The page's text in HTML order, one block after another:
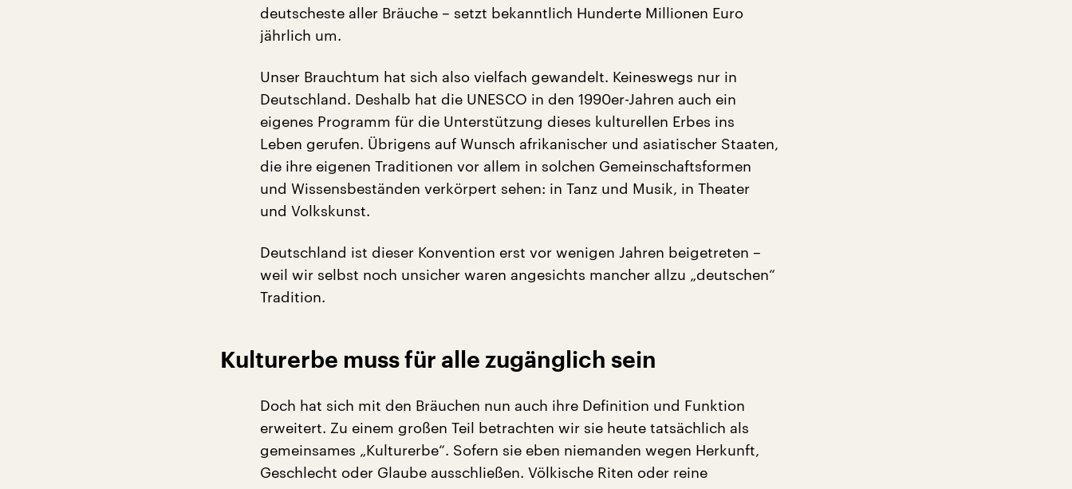
deutscheste aller Bräuche – setzt bekanntlich Hunderte Millionen Euro
jährlich um.
Unser Brauchtum hat sich also vielfach gewandelt. Keineswegs nur in
Deutschland. Deshalb hat die UNESCO in den 1990er-Jahren auch ein
eigenes Programm für die Unterstützung dieses kulturellen Erbes ins
Leben gerufen. Übrigens auf Wunsch afrikanischer und asiatischer Staaten,
die ihre eigenen Traditionen vor allem in solchen Gemeinschaftsformen
und Wissensbeständen verkörpert sehen: in Tanz und Musik, in Theater
und Volkskunst.
Deutschland ist dieser Konvention erst vor wenigen Jahren beigetreten –
weil wir selbst noch unsicher waren angesichts mancher allzu „deutschen“
Tradition.
Kulturerbe muss für alle zugänglich sein
Doch hat sich mit den Bräuchen nun auch ihre Definition und Funktion
erweitert. Zu einem großen Teil betrachten wir sie heute tatsächlich als
gemeinsames „Kulturerbe“. Sofern sie eben niemanden wegen Herkunft,
Geschlecht oder Glaube ausschließen. Völkische Riten oder reine